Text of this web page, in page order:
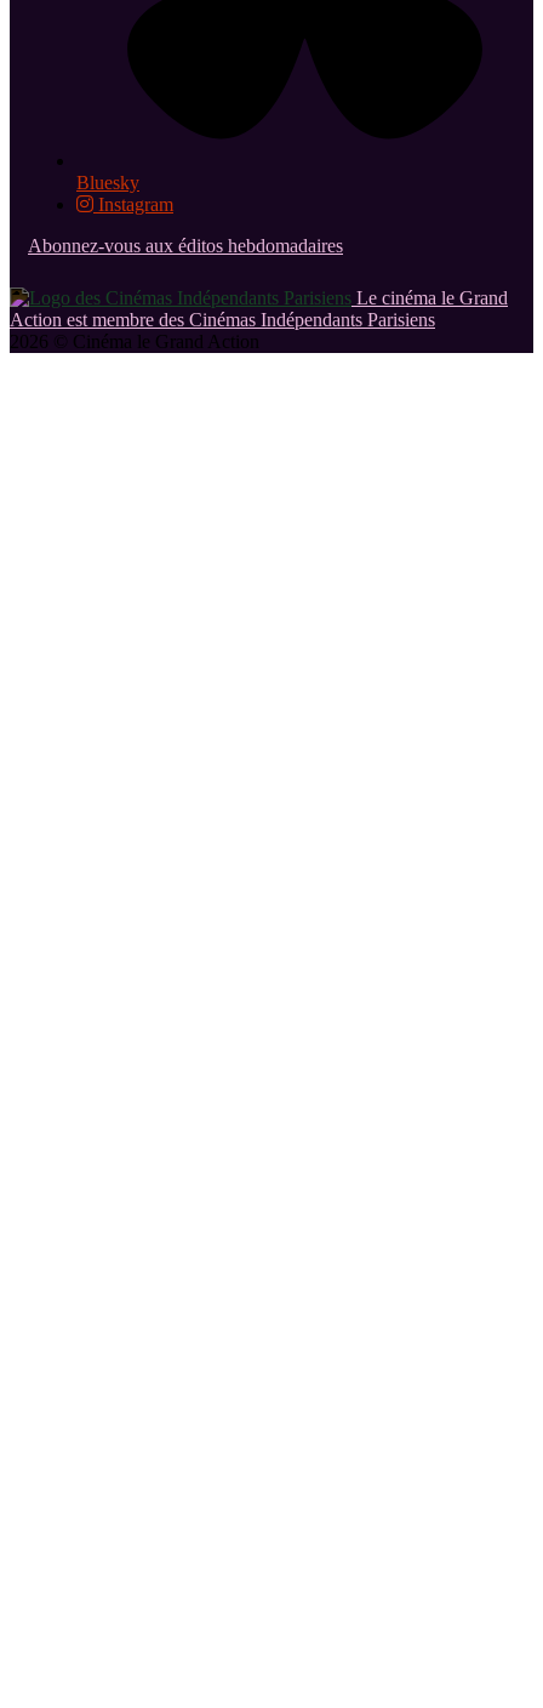
Bluesky
Instagram
Abonnez-vous aux éditos hebdomadaires
Le cinéma le Grand
Action est membre des Cinémas Indépendants Parisiens
2026 © Cinéma le Grand Action